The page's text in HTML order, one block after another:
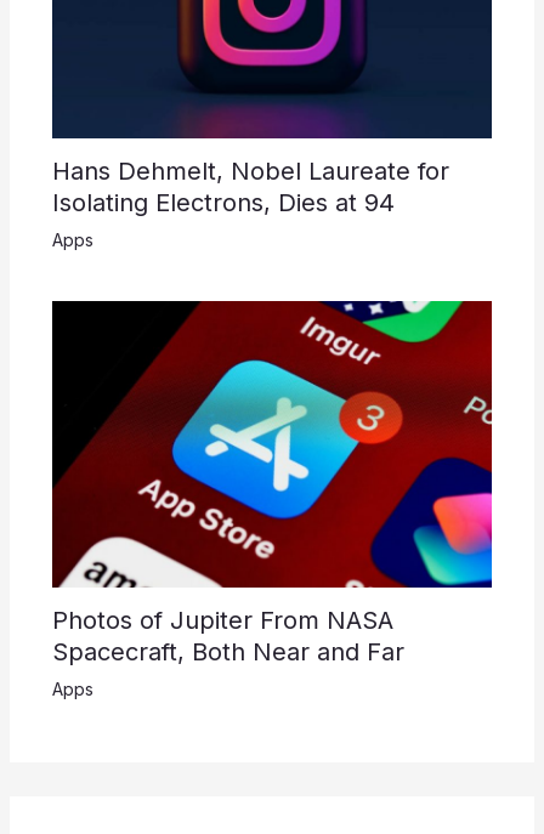
Hans Dehmelt, Nobel Laureate for
Isolating Electrons, Dies at 94
Apps
Photos of Jupiter From NASA
Spacecraft, Both Near and Far
Apps